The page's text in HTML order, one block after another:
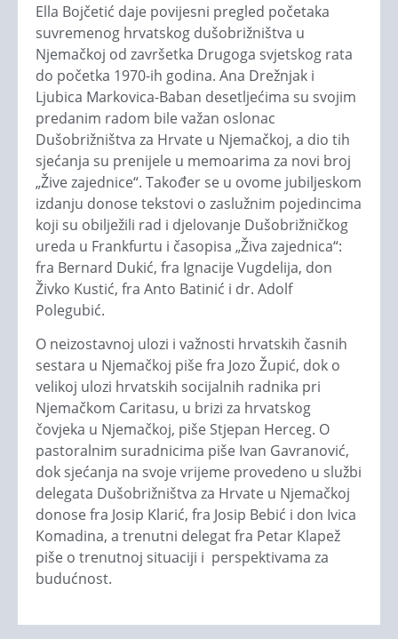
Ella Bojčetić daje povijesni pregled početaka
suvremenog hrvatskog dušobrižništva u
Njemačkoj od završetka Drugoga svjetskog rata
do početka 1970-ih godina. Ana Drežnjak i
Ljubica Markovica-Baban desetljećima su svojim
predanim radom bile važan oslonac
Dušobrižništva za Hrvate u Njemačkoj, a dio tih
sjećanja su prenijele u memoarima za novi broj
„Žive zajednice“. Također se u ovome jubiljeskom
izdanju donose tekstovi o zaslužnim pojedincima
koji su obilježili rad i djelovanje Dušobrižničkog
ureda u Frankfurtu i časopisa „Živa zajednica“:
fra Bernard Dukić, fra Ignacije Vugdelija, don
Živko Kustić, fra Anto Batinić i dr. Adolf
Polegubić.
O neizostavnoj ulozi i važnosti hrvatskih časnih
sestara u Njemačkoj piše fra Jozo Župić, dok o
velikoj ulozi hrvatskih socijalnih radnika pri
Njemačkom Caritasu, u brizi za hrvatskog
čovjeka u Njemačkoj, piše Stjepan Herceg. O
pastoralnim suradnicima piše Ivan Gavranović,
dok sjećanja na svoje vrijeme provedeno u službi
delegata Dušobrižništva za Hrvate u Njemačkoj
donose fra Josip Klarić, fra Josip Bebić i don Ivica
Komadina, a trenutni delegat fra Petar Klapež
piše o trenutnoj situaciji i perspektivama za
budućnost.